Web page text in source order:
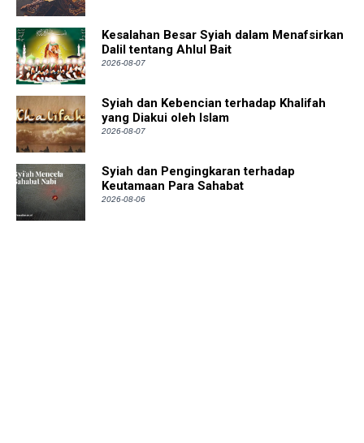
Kesalahan Besar Syiah dalam Menafsirkan
Dalil tentang Ahlul Bait
2026-08-07
Syiah dan Kebencian terhadap Khalifah
yang Diakui oleh Islam
2026-08-07
Syiah dan Pengingkaran terhadap
Keutamaan Para Sahabat
2026-08-06